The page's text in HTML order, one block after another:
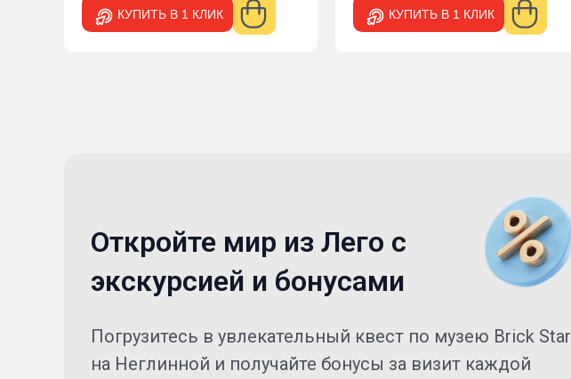
КУПИТЬ В 1 КЛИК КУПИТЬ В 1 КЛИК
Откройте мир из Лего с
экскурсией и бонусами
Погрузитесь в увлекательный квест по музею Brick Star
на Неглинной и получайте бонусы за визит каждой